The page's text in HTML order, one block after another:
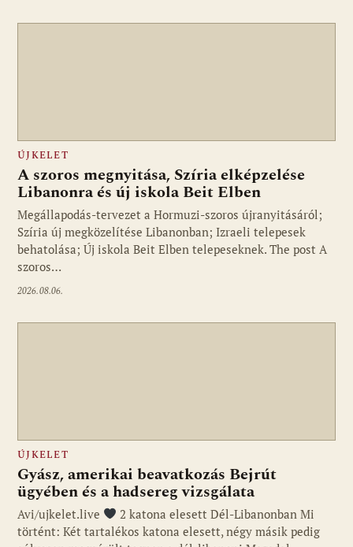
ÚJKELET
A szoros megnyitása, Szíria elképzelése
Libanonra és új iskola Beit Elben
Megállapodás-tervezet a Hormuzi-szoros újranyitásáról;
Szíria új megközelítése Libanonban; Izraeli telepesek
behatolása; Új iskola Beit Elben telepeseknek. The post A
szoros…
2026.08.06.
ÚJKELET
Gyász, amerikai beavatkozás Bejrút
ügyében és a hadsereg vizsgálata
Avi/ujkelet.live
2 katona elesett Dél-Libanonban Mi
történt: Két tartalékos katona elesett, négy másik pedig